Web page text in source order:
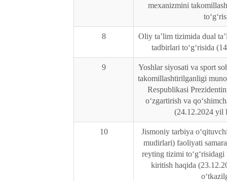
mexanizmini
8
Oliy taʼlim tizimida dual
tadbirlari to‘g‘risida
9
Yoshlar siyosati va sport
takomillashtirilganligi
Respublikasi
o‘zgartirish va
(24.12.2024 yil
10
Jismoniy tarbiya
mudirlari) faoliyati
reyting tizimi
kiritish haqida